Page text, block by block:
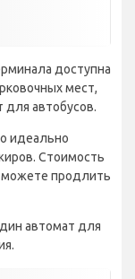
доступна
мест,
для автобусов.
идеально
Стоимость
продлить
автомат для